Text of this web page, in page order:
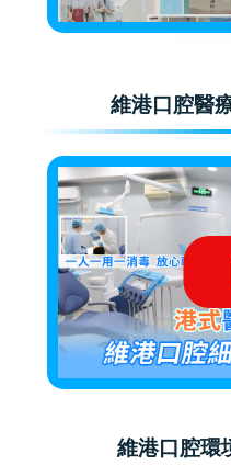
維港口腔醫
維港口腔環